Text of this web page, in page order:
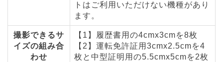
トはご利用いただけない機種があり
ます。
撮影できるサ
イズの組み合
わせ
【1】履歴書用の4cmx3cmを8枚
【2】運転免許証用3cmx2.5cmを4
枚と中型証明用の5.5cmx5cmを2枚